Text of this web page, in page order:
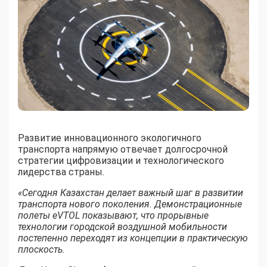
Развитие инновационного экологичного
транспорта напрямую отвечает долгосрочной
стратегии цифровизации и технологического
лидерства страны.
«Сегодня Казахстан делает важный шаг в развитии
транспорта нового поколения. Демонстрационные
полеты eVTOL показывают, что прорывные
технологии городской воздушной мобильности
постепенно переходят из концепции в практическую
плоскость.